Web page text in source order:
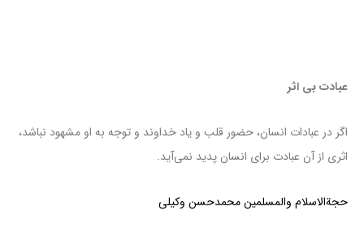
عبادت بی اثر
اگر در عبادات انسان، حضور قلب و یاد خداوند و توجه به او مشهود نباشد،
اثری از آن عبادت برای انسان پدید نمی‌آید.
حجة‌الاسلام والمسلمین محمدحسن وکیلی